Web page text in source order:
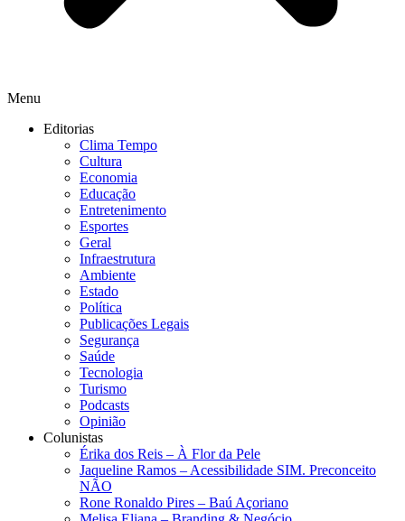
Menu
Editorias
Clima Tempo
Cultura
Economia
Educação
Entretenimento
Esportes
Geral
Infraestrutura
Ambiente
Estado
Política
Publicações Legais
Segurança
Saúde
Tecnologia
Turismo
Podcasts
Opinião
Colunistas
Érika dos Reis​ – À Flor da Pele
Jaqueline Ramos – Acessibilidade SIM. Preconceito
NÃO
Rone Ronaldo Pires – Baú Açoriano